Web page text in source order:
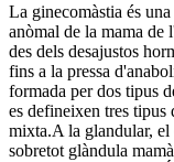
La ginecomàstia és
anòmal de la mama de
des dels desajustos
fins a la pressa
formada per dos tipus
es defineixen tres tipus
mixta.A la glandular, el
sobretot glàndula